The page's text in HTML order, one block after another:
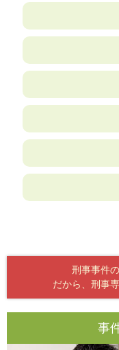
刑事事件
だから、刑事
事